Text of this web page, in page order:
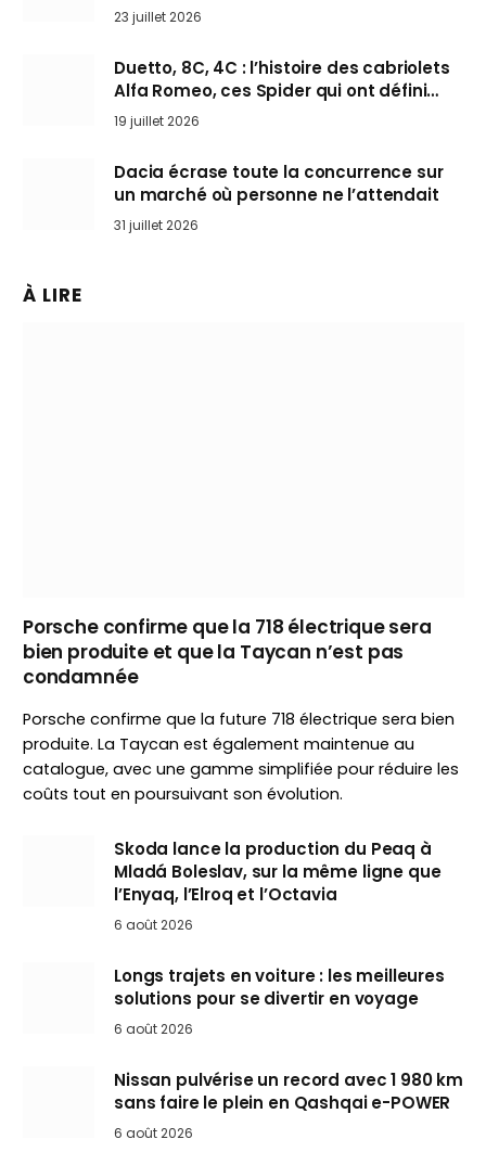
arrive en Europe cet automne
23 juillet 2026
Duetto, 8C, 4C : l’histoire des cabriolets
Alfa Romeo, ces Spider qui ont défini
l’art de rouler cheveux au vent
19 juillet 2026
Dacia écrase toute la concurrence sur
un marché où personne ne l’attendait
31 juillet 2026
À LIRE
Porsche confirme que la 718 électrique sera
bien produite et que la Taycan n’est pas
condamnée
Porsche confirme que la future 718 électrique sera bien
produite. La Taycan est également maintenue au
catalogue, avec une gamme simplifiée pour réduire les
coûts tout en poursuivant son évolution.
Skoda lance la production du Peaq à
Mladá Boleslav, sur la même ligne que
l’Enyaq, l’Elroq et l’Octavia
6 août 2026
Longs trajets en voiture : les meilleures
solutions pour se divertir en voyage
6 août 2026
Nissan pulvérise un record avec 1 980 km
sans faire le plein en Qashqai e-POWER
6 août 2026